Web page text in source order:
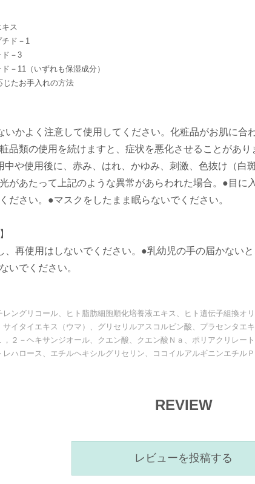
ス
ド－1
－3
－11（いずれも保湿成分）
たお手入れの方法
いかよく注意して使用してください。化粧品がお肌に合
品類の使用を続けますと、症状を悪化させることがあ
や使用後に、赤み、はれ、かゆみ、刺激、色抜け（白
があたって上記のような異常があらわれた場合。●目に
ださい。●マスクをしたまま眠らないでください。
、再使用はしないでください。●乳幼児の手の届かない
いでください。
ングリコール、ヒト脂肪細胞順化培養液エキス、ヒト遺伝子組換オ
イタイエキス（ウマ）、グリセリルアスコルビン酸、プラセンタエ
２－ヘキサンジオール、クエン酸、クエン酸Ｎａ、ポリアクリレー
レハロース、エチルヘキシルグリセリン、ココイルアルギニンエチル
REVIEW
レビューを投稿する